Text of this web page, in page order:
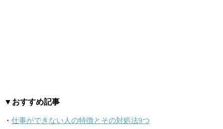
▼おすすめ記事
・ 仕事ができない人の特徴とその対処法9つ